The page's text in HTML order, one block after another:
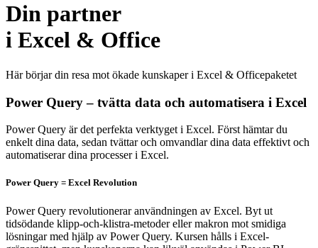
Din partner
i Excel & Office
Här börjar din resa mot ökade kunskaper i Excel & Officepaketet
Power Query – tvätta data och automatisera i Excel
Power Query är det perfekta verktyget i Excel. Först hämtar du
enkelt dina data, sedan tvättar och omvandlar dina data effektivt och
automatiserar dina processer i Excel.
Power Query = Excel Revolution
Power Query revolutionerar användningen av Excel. Byt ut
tidsödande klipp-och-klistra-metoder eller makron mot smidiga
lösningar med hjälp av Power Query. Kursen hålls i Excel-